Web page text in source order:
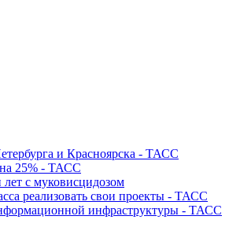
и Красноярска - ТАСС
25% - ТАСС
лет с муковисцидозом
реализовать свои проекты - ТАСС
инфраструктуры - ТАСС